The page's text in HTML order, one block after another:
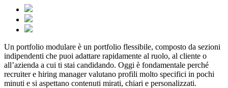
Un portfolio modulare è un portfolio flessibile, composto da sezioni
indipendenti che puoi adattare rapidamente al ruolo, al cliente o
all’azienda a cui ti stai candidando. Oggi è fondamentale perché
recruiter e hiring manager valutano profili molto specifici in pochi
minuti e si aspettano contenuti mirati, chiari e personalizzati.